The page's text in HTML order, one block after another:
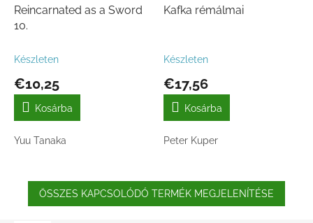
Reincarnated as a Sword
10.
Készleten
€10,25
Kosárba
Yuu Tanaka
Kafka rémálmai
Készleten
€17,56
Kosárba
Peter Kuper
ÖSSZES KAPCSOLÓDÓ TERMÉK MEGJELENÍTÉSE